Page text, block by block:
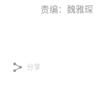
责编：魏雅琛
分享